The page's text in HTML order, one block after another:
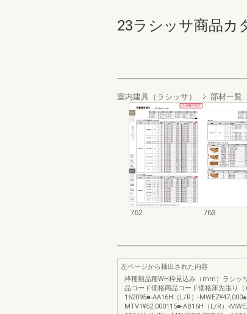
23ラシッサ商品カ
室内建具（ラシッサ） 部材一覧
762 763
左ページから抽出された内容
枠種類品種WH枠見込み（mm）ラシッ
品コード価格商品コード価格床先張り
162095■-AA16H（L/R）-
MTV1¥52,000115■-AB16H（L/R）-